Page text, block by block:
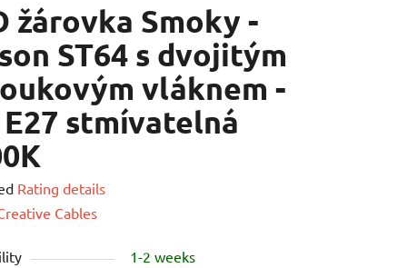
žárovka Smoky -
ST64 s dvojitým
vláknem -
stmívatelná
Rating details
Cables
1-2 weeks